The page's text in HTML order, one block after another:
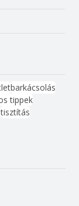
barkácsolás
tippek
tisztítás